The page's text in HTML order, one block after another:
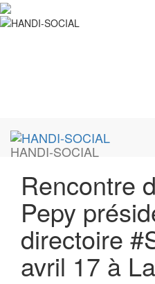
HANDI-SOCIAL
Rencontre
Pepy
directoire
avril 17 à